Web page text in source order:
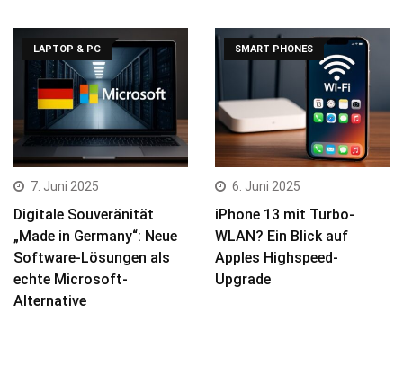
LAPTOP & PC
7. Juni 2025
Digitale Souveränität
„Made in Germany“: Neue
Software-Lösungen als
echte Microsoft-
Alternative
SMART PHONES
6. Juni 2025
iPhone 13 mit Turbo-
WLAN? Ein Blick auf
Apples Highspeed-
Upgrade